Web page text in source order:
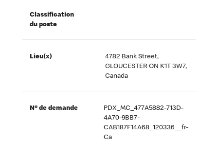
Classification
du poste
Lieu(x)
4782 Bank Street,
GLOUCESTER ON K1T 3W7,
Canada
Nº de demande
PDX_MC_477A5882-713D-
4A70-9BB7-
CAB187F14A68_120336__fr-
Ca